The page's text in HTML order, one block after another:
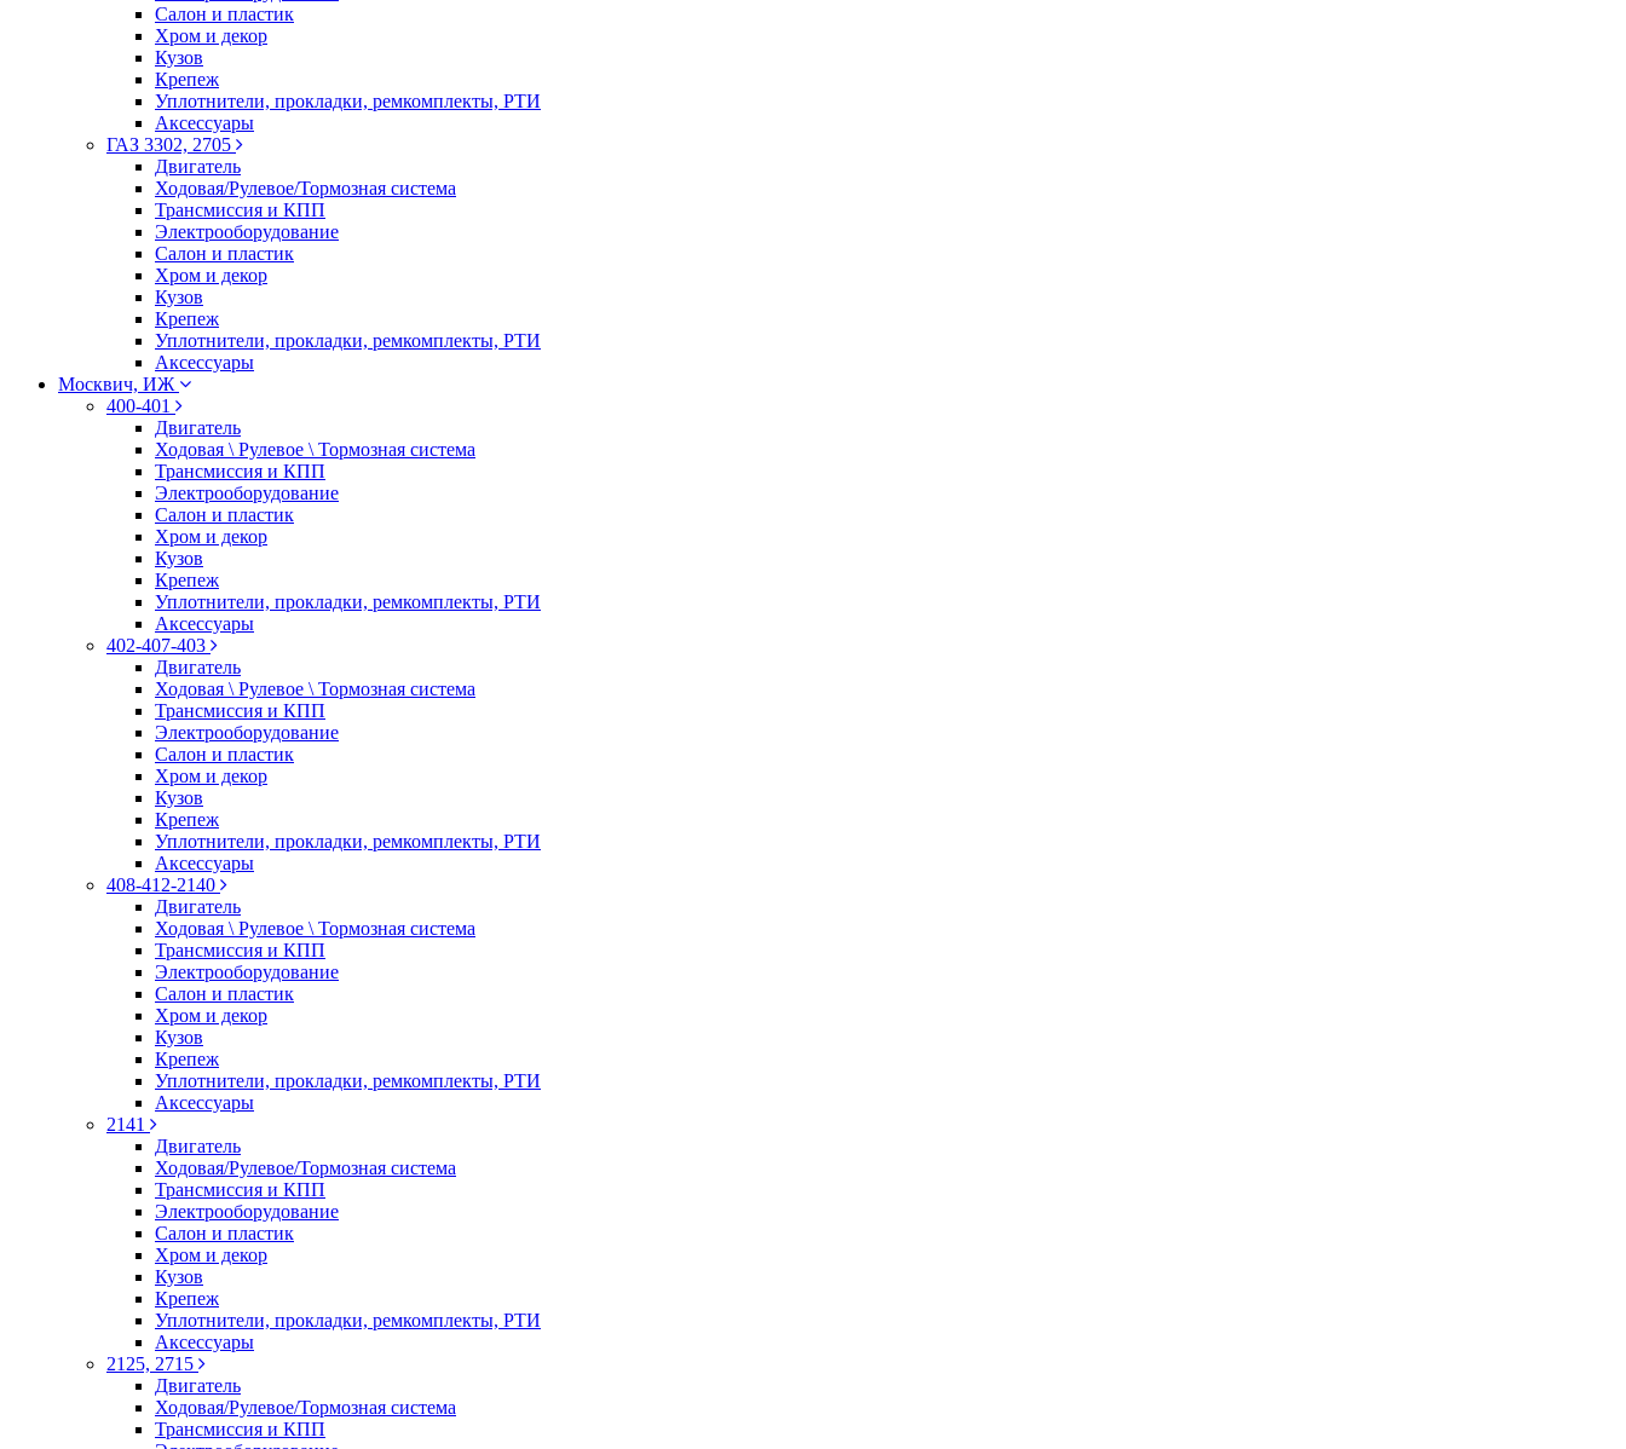
Салон и пластик
Хром и декор
Кузов
Крепеж
Уплотнители, прокладки, ремкомплекты, РТИ
Аксессуары
ГАЗ 3302, 2705
Двигатель
Ходовая/Рулевое/Тормозная система
Трансмиссия и КПП
Электрооборудование
Салон и пластик
Хром и декор
Кузов
Крепеж
Уплотнители, прокладки, ремкомплекты, РТИ
Аксессуары
Москвич, ИЖ
400-401
Двигатель
Ходовая \ Рулевое \ Тормозная система
Трансмиссия и КПП
Электрооборудование
Салон и пластик
Хром и декор
Кузов
Крепеж
Уплотнители, прокладки, ремкомплекты, РТИ
Аксессуары
402-407-403
Двигатель
Ходовая \ Рулевое \ Тормозная система
Трансмиссия и КПП
Электрооборудование
Салон и пластик
Хром и декор
Кузов
Крепеж
Уплотнители, прокладки, ремкомплекты, РТИ
Аксессуары
408-412-2140
Двигатель
Ходовая \ Рулевое \ Тормозная система
Трансмиссия и КПП
Электрооборудование
Салон и пластик
Хром и декор
Кузов
Крепеж
Уплотнители, прокладки, ремкомплекты, РТИ
Аксессуары
2141
Двигатель
Ходовая/Рулевое/Тормозная система
Трансмиссия и КПП
Электрооборудование
Салон и пластик
Хром и декор
Кузов
Крепеж
Уплотнители, прокладки, ремкомплекты, РТИ
Аксессуары
2125, 2715
Двигатель
Ходовая/Рулевое/Тормозная система
Трансмиссия и КПП